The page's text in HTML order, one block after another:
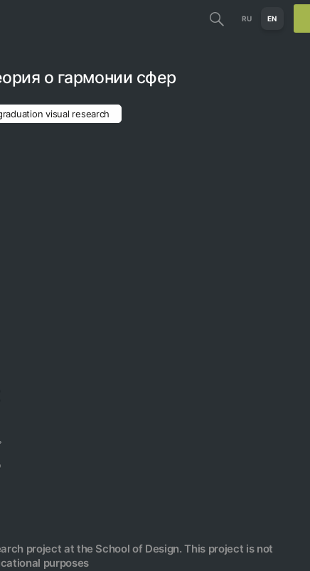
RU EN
о гармонии сфер
visual research
project at the School of Design. This project is not
purposes